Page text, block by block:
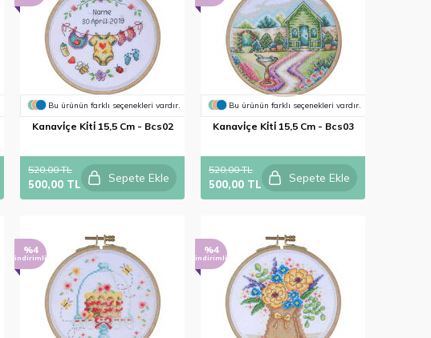
Bu ürünün farklı seçenekleri vardır.
Kanavi̇çe Ki̇ti̇ 15,5 Cm - Bcs02
520,00 TL
500,00 TL Sepete Ekle
Bu ürünün farklı seçenekleri vardır.
Kanavi̇çe Ki̇ti̇ 15,5 Cm - Bcs03
520,00 TL
500,00 TL Sepete Ekle
%4
indirimli
%4
indirimli